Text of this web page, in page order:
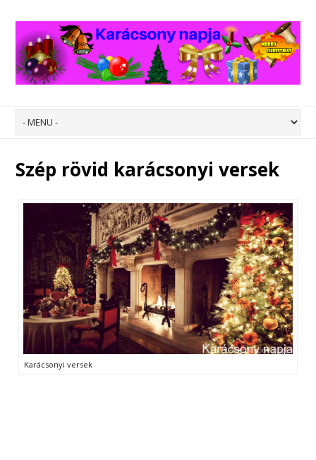
Szép rövid karácsonyi versek
Karácsonyi versek